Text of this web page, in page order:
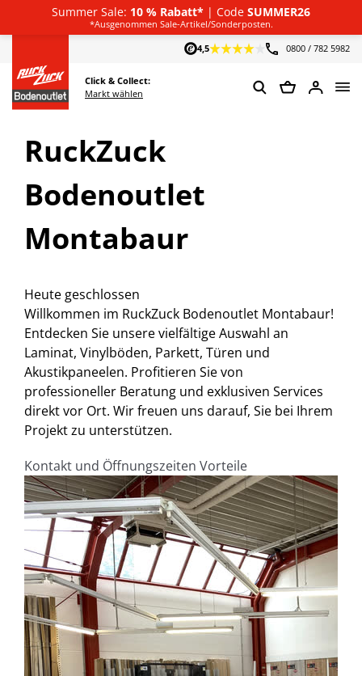
Summer Sale: 10 % Rabatt* | Code SUMMER26
*Ausgenommen Sale-Artikel/Sonderposten.
4,5
0800 / 782 5982
Click & Collect:
Markt wählen
RuckZuck
Bodenoutlet
Montabaur
Heute geschlossen
Willkommen im RuckZuck Bodenoutlet Montabaur!
Entdecken Sie unsere vielfältige Auswahl an
Laminat, Vinylböden, Parkett, Türen und
Akustikpaneelen. Profitieren Sie von
professioneller Beratung und exklusiven Services
direkt vor Ort. Wir freuen uns darauf, Sie bei Ihrem
Projekt zu unterstützen.
Kontakt und Öffnungszeiten Vorteile
Deutsch